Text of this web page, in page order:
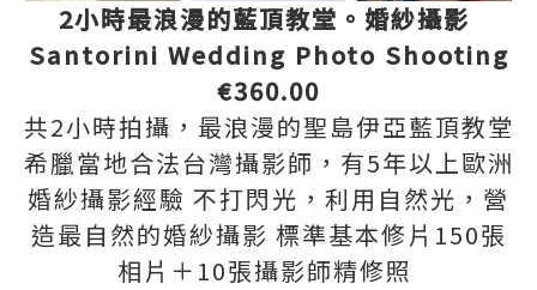
2小時最浪漫的藍頂教堂。婚紗攝影
Santorini Wedding Photo Shooting
€360.00
共2小時拍攝，最浪漫的聖島伊亞藍頂教堂
希臘當地合法台灣攝影師，有5年以上歐洲
婚紗攝影經驗 不打閃光，利用自然光，營
造最自然的婚紗攝影 標準基本修片150張
相片＋10張攝影師精修照